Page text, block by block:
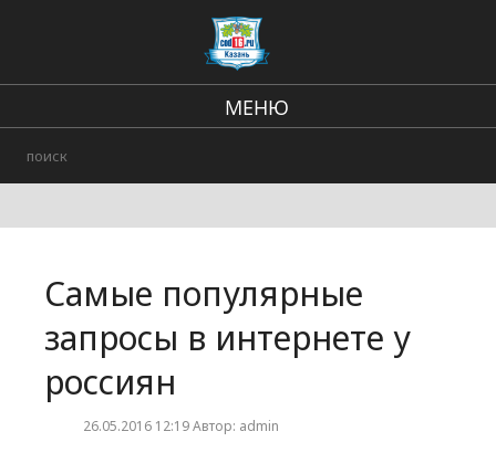
МЕНЮ
Городские события
Самые популярные
запросы в интернете у
россиян
26.05.2016 12:19 Автор: admin